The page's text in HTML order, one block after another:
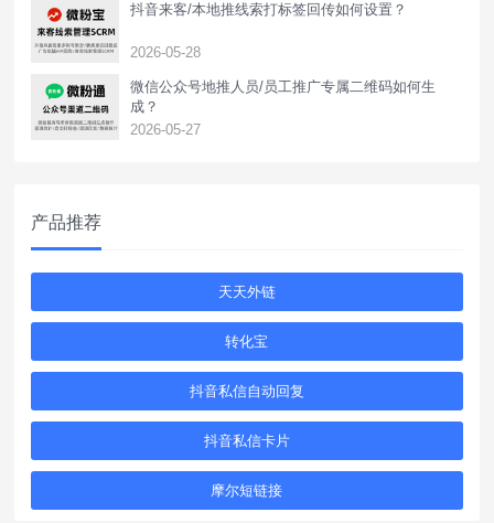
抖音来客/本地推线索打标签回传如何设置？
2026-05-28
‌微信公众号地推人员/员工推广专属二维码如何生
成？
2026-05-27
产品推荐
天天外链
转化宝
抖音私信自动回复
抖音私信卡片
摩尔短链接